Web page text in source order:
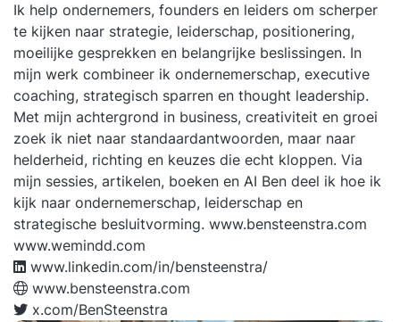
Ik help ondernemers, founders en leiders om scherper
te kijken naar strategie, leiderschap, positionering,
moeilijke gesprekken en belangrijke beslissingen. In
mijn werk combineer ik ondernemerschap, executive
coaching, strategisch sparren en thought leadership.
Met mijn achtergrond in business, creativiteit en groei
zoek ik niet naar standaardantwoorden, maar naar
helderheid, richting en keuzes die echt kloppen. Via
mijn sessies, artikelen, boeken en AI Ben deel ik hoe ik
kijk naar ondernemerschap, leiderschap en
strategische besluitvorming. www.bensteenstra.com
www.wemindd.com
www.linkedin.com/in/bensteenstra/
www.bensteenstra.com
x.com/BenSteenstra